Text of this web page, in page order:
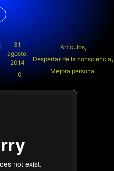
31
agosto,
2014
0
Artículos,
Despertar de la consciencia,
Mejora personal